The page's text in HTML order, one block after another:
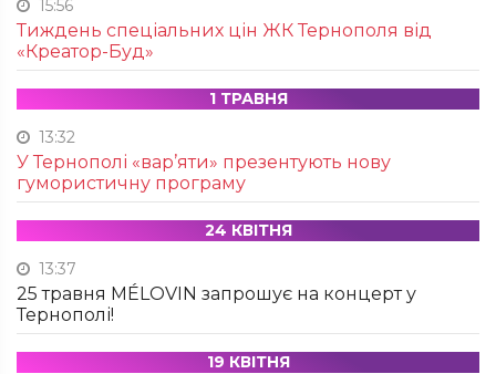
15:56
Тиждень спеціальних цін ЖК Тернополя від
«Креатор-Буд»
1 ТРАВНЯ
13:32
У Тернополі «вар’яти» презентують нову
гумористичну програму
24 КВІТНЯ
13:37
25 травня MÉLOVIN запрошує на концерт у
Тернополі!
19 КВІТНЯ